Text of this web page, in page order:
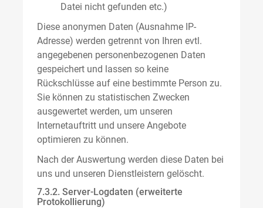
Datei nicht gefunden etc.)
Diese anonymen Daten (Ausnahme IP-
Adresse) werden getrennt von Ihren evtl.
angegebenen personenbezogenen Daten
gespeichert und lassen so keine
Rückschlüsse auf eine bestimmte Person zu.
Sie können zu statistischen Zwecken
ausgewertet werden, um unseren
Internetauftritt und unsere Angebote
optimieren zu können.
Nach der Auswertung werden diese Daten bei
uns und unseren Dienstleistern gelöscht.
7.3.2. Server-Logdaten (erweiterte
Protokollierung)